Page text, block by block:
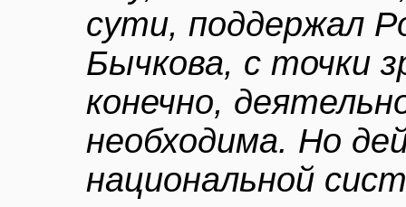
сути, поддержал
Бычкова, с точки
конечно,
необходима. Но
национальной